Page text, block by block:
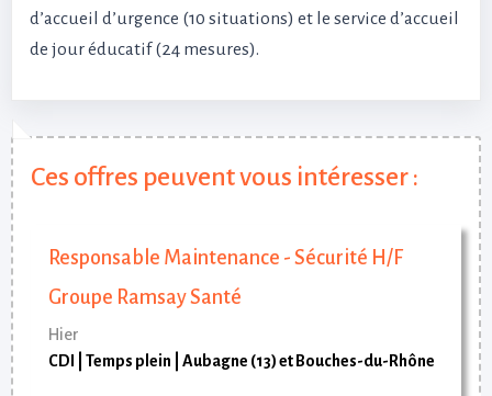
d’accueil d’urgence (10 situations) et le service d’accueil
de jour éducatif (24 mesures).
Ces offres peuvent vous intéresser :
Responsable Maintenance - Sécurité H/F
Groupe Ramsay Santé
Hier
CDI
Temps plein Aubagne (13) et Bouches-du-Rhône